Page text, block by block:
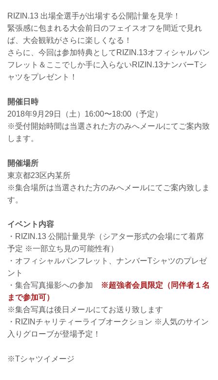
RIZIN.13 出場全選手が出場する公開計量を見学！
緊張感に包まれる大会前日のフェイスオフを間近で見れ
ば、大会観戦がさらに楽しくなる！
さらに、今回は参加特典としてRIZIN.13オフィシャルパン
フレット＆ここでしか手に入らないRIZIN.13ナンバーTシ
ャツをプレゼント！
開催日時
2018年9月29日（土）16:00〜18:00（予定）
※受付開始時間は当選された方のみへメールにてご案内致
します。
開催場所
東京都23区内某所
※集合場所は当選された方のみへメールにてご案内致しま
す。
イベント内容
・RIZIN.13 公開計量見学（シアター形式の会場にて着席
予定 ※一部立ち見の可能性有）
・オフィシャルパンフレット、ナンバーTシャツのプレゼ
ント
・集合写真撮影への参加
※超強者会員限定（同伴者１名
まで参加可）
※集合写真は後日メールにてお送り致します
・RIZINチャリティーライブオークション ※人気のサイン
入りグローブが登場予定！
※Tシャツイメージ